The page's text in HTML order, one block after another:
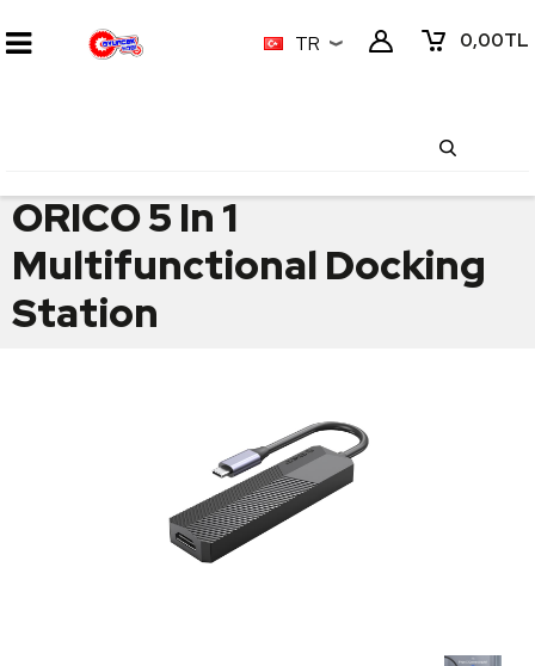
0,00TL
TR
ORICO 5 In 1
Multifunctional Docking
Station